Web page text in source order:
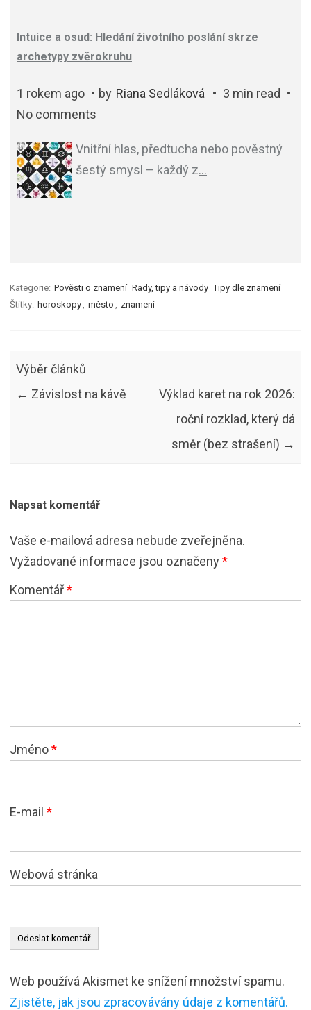
Intuice a osud: Hledání životního poslání skrze
archetypy zvěrokruhu
1 rokem ago by Riana Sedláková
3 min read
No comments
Vnitřní hlas, předtucha nebo pověstný
šestý smysl – každý z…
Kategorie: Pověsti o znamení Rady, tipy a návody Tipy dle znamení
Štítky: horoskopy město znamení
Výběr článků
← Závislost na kávě
Výklad karet na rok 2026:
roční rozklad, který dá
směr (bez strašení) →
Napsat komentář
Vaše e-mailová adresa nebude zveřejněna.
Vyžadované informace jsou označeny*
Komentář*
Jméno*
E-mail *
Webová stránka
Web používá Akismet ke snížení množství spamu.
Zjistěte, jak jsou zpracovávány údaje z komentářů.